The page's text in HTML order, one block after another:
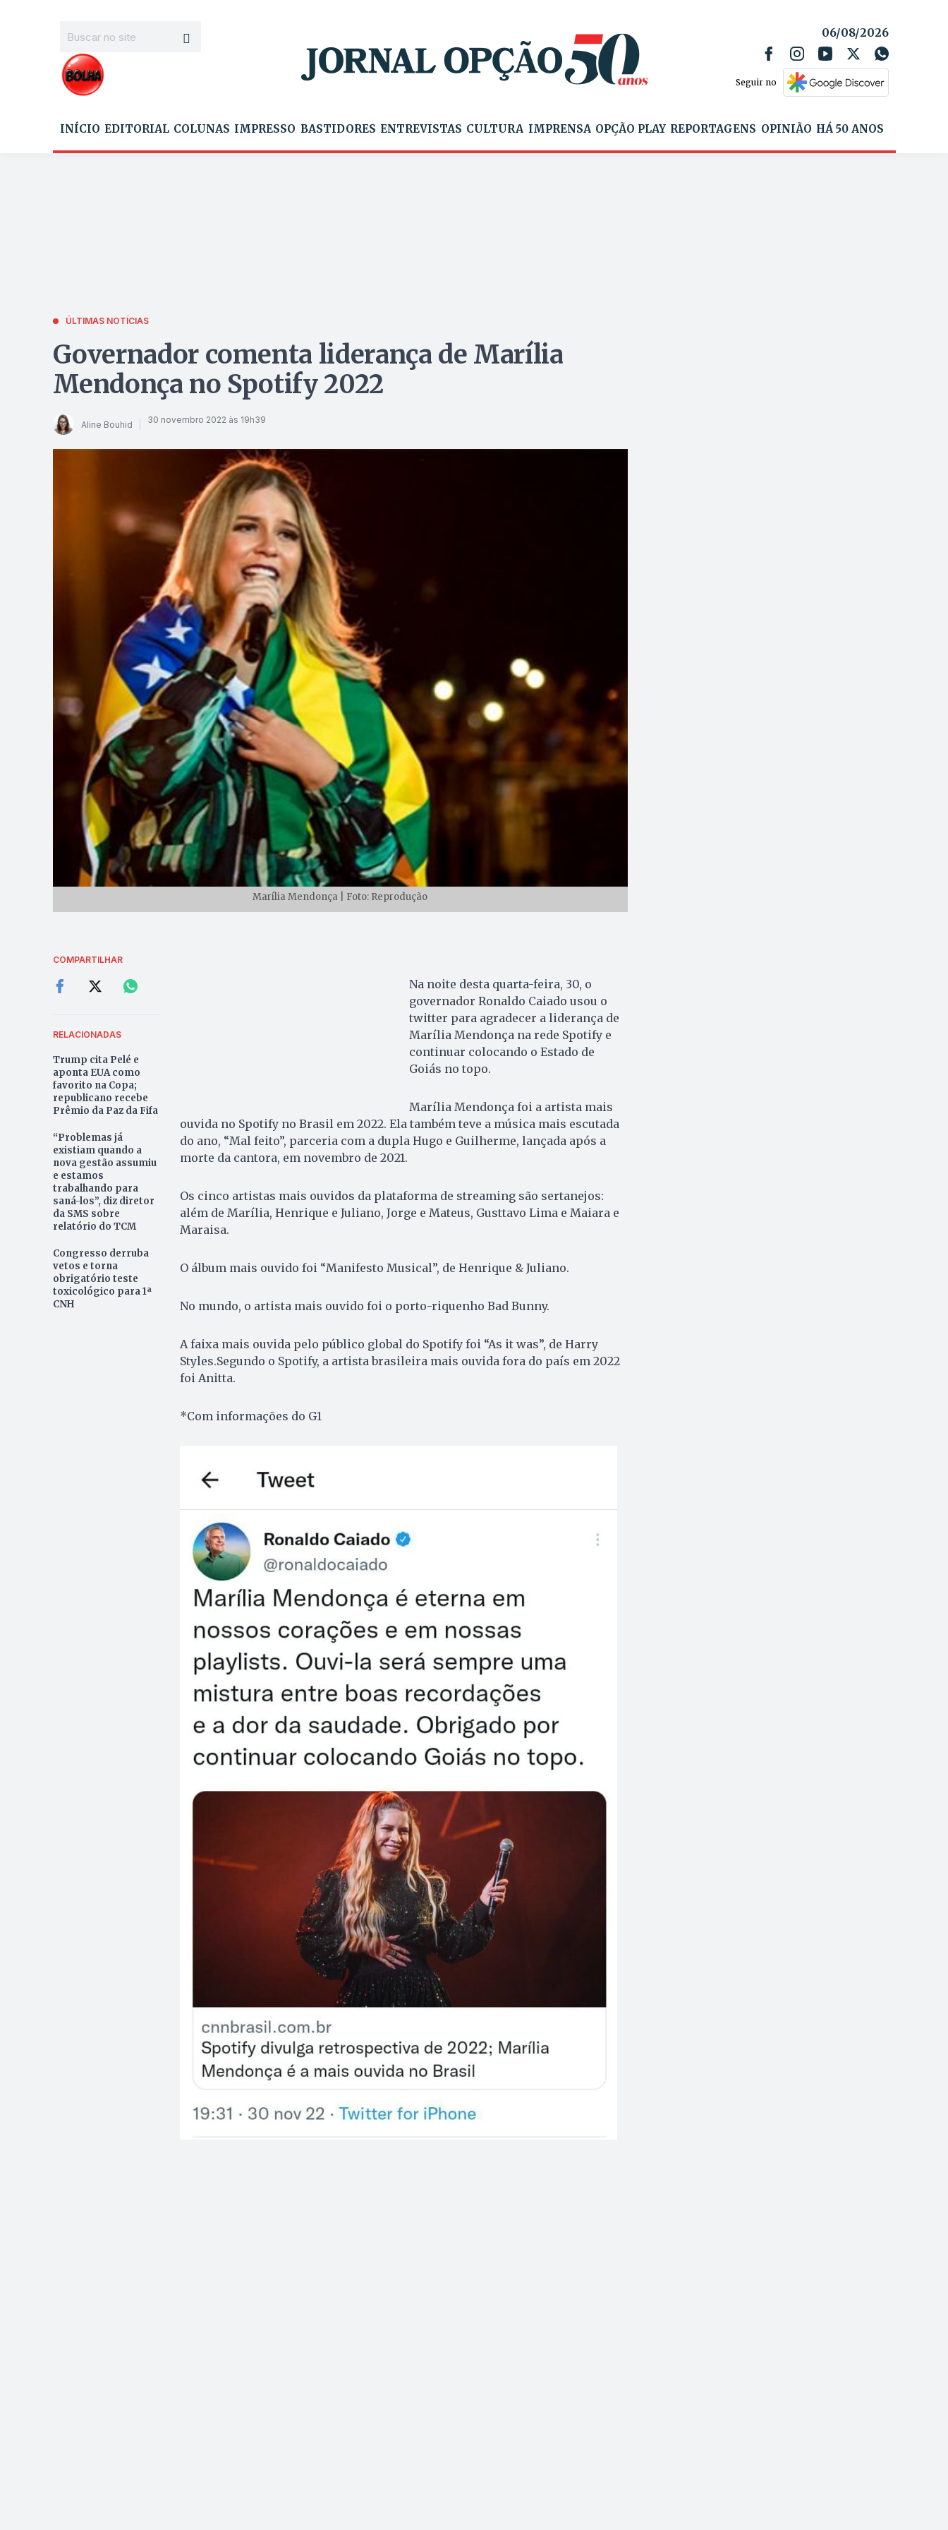
06/08/2026
Seguir no
INÍCIO EDITORIAL COLUNAS IMPRESSO BASTIDORES ENTREVISTAS CULTURA IMPRENSA OPÇÃO PLAY REPORTAGENS OPINIÃO HÁ 50 ANOS
ÚLTIMAS NOTÍCIAS
Governador comenta liderança de Marília
Mendonça no Spotify 2022
Aline Bouhid 30 novembro 2022 às 19h39
Marília Mendonça | Foto: Reprodução
COMPARTILHAR
RELACIONADAS
Trump cita Pelé e
aponta EUA como
favorito na Copa;
republicano recebe
Prêmio da Paz da Fifa
“Problemas já
existiam quando a
nova gestão assumiu
e estamos
trabalhando para
saná-los”, diz diretor
da SMS sobre
relatório do TCM
Congresso derruba
vetos e torna
obrigatório teste
toxicológico para 1ª
CNH
Na noite desta quarta-feira, 30, o
governador Ronaldo Caiado usou o
twitter para agradecer a liderança de
Marília Mendonça na rede Spotify e
continuar colocando o Estado de
Goiás no topo.
Marília Mendonça foi a artista mais
ouvida no Spotify no Brasil em 2022. Ela também teve a música mais escutada
do ano, “Mal feito”, parceria com a dupla Hugo e Guilherme, lançada após a
morte da cantora, em novembro de 2021.
Os cinco artistas mais ouvidos da plataforma de streaming são sertanejos:
além de Marília, Henrique e Juliano, Jorge e Mateus, Gusttavo Lima e Maiara e
Maraisa.
O álbum mais ouvido foi “Manifesto Musical”, de Henrique & Juliano.
No mundo, o artista mais ouvido foi o porto-riquenho Bad Bunny.
A faixa mais ouvida pelo público global do Spotify foi “As it was”, de Harry
Styles.Segundo o Spotify, a artista brasileira mais ouvida fora do país em 2022
foi Anitta.
*Com informações do G1